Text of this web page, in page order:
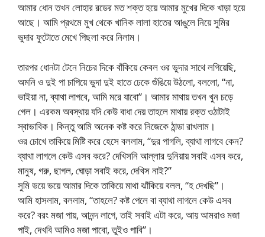
আমার ধোন তখন লোহার রডের মত শক্ত হয়ে আমার মুখের দিকে খাড়া হয়ে
আছে। আমি প্রথমে মুখ থেকে খানিক লালা হাতের আঙুলে নিয়ে সুমির
ভুদার ফুটোতে মেখে পিছলা করে নিলাম।
তারপর ধোনটা টেনে নিচের দিকে বাঁকিয়ে কেবল ওর ভুদার সাথে লগিয়েছি,
অমনি ও দুই পা চাপিয়ে ভুদা দুই হাতে ঢেকে গুঁঙিয়ে উঠলো, বললো, “না,
ভাইয়া না, ব্যাথা লাগবে, আমি মরে যাবো”। আমার মাথায় তখন খুন চড়ে
গেল। এরকম অবস্থায় যদি কেউ বাধা দেয় তাহলে মাথায় রক্ত ওঠাটাই
স্বাভাবিক। কিন্তু আমি অনেক কষ্ট করে নিজেকে ঠান্ডা রাখলাম।
ওর চোখে তাকিয়ে মিষ্টি করে হেসে বললাম, “দুর পাগলি, ব্যাথা লাগবে কেন?
ব্যাথা লাগলে কেউ এসব করে? দেখিসনি আল্লার দুনিয়ায় সবাই এসব করে,
মানুষ, গরু, ছাগল, ঘোড়া সবাই করে, দেখিস নাই?”
সুমি ভয়ে ভয়ে আমার দিকে তাকিয়ে মাথা ঝাঁকিয়ে বলল, “হ দেখছি”।
আমি হাসলাম, বললাম, “তাহলে? কষ্ট পেলে বা ব্যাথা লাগলে কেউ এসব
করে? বরং মজা পায়, আনন্দ লাগে, তাই সবাই এটা করে, আয় আমরাও মজা
পাই, দেখবি আমিও মজা পাবো, তুইও পাবি”।